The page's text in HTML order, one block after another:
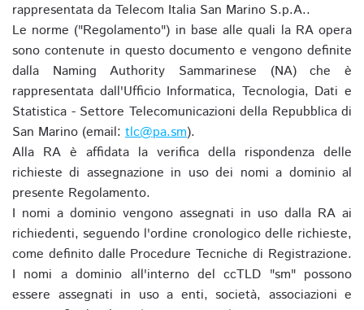
rappresentata da Telecom Italia San Marino S.p.A..
Le norme ("Regolamento") in base alle quali la RA opera
sono contenute in questo documento e vengono definite
dalla Naming Authority Sammarinese (NA) che è
rappresentata dall'Ufficio Informatica, Tecnologia, Dati e
Statistica - Settore Telecomunicazioni della Repubblica di
San Marino (email: tlc@pa.sm).
Alla RA è affidata la verifica della rispondenza delle
richieste di assegnazione in uso dei nomi a dominio al
presente Regolamento.
I nomi a dominio vengono assegnati in uso dalla RA ai
richiedenti, seguendo l'ordine cronologico delle richieste,
come definito dalle Procedure Tecniche di Registrazione.
I nomi a dominio all'interno del ccTLD "sm" possono
essere assegnati in uso a enti, società, associazioni e